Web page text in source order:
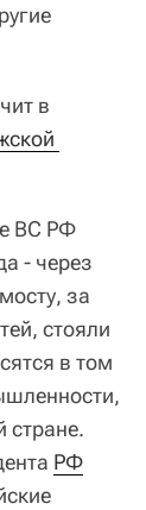
в
ВС РФ
- через
за
стояли
в том
стране.
РФ